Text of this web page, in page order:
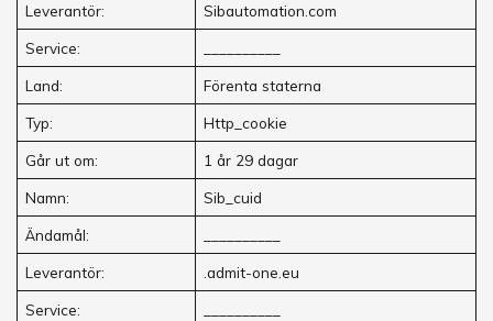
Leverantör:
Sibautomation.com
Service:
Land:
Förenta staterna
Typ:
Http_cookie
Går ut om:
1 år 29 dagar
Namn:
Sib_cuid
Ändamål:
Leverantör:
.admit-one.eu
Service: